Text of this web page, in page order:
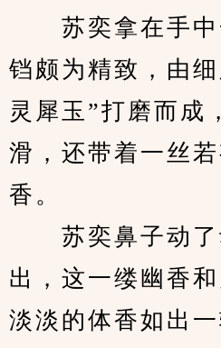
苏奕拿在手中
铛颇为精致，由
灵犀玉”打磨而成
滑，还带着一丝
香。
苏奕鼻子动了
出，这一缕幽香
淡淡的体香如出一